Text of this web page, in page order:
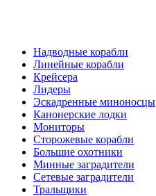
Надводные корабли
Линейные корабли
Крейсера
Лидеры
Эскадренные миноносцы
Канонерские лодки
Мониторы
Сторожевые корабли
Большие охотники
Минные заградители
Сетевые заградители
Тральщики